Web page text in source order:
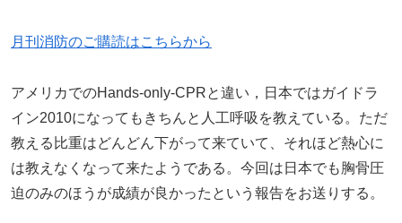
月刊消防のご購読はこちらから
アメリカでのHands-only-CPRと違い，日本ではガイドラ
イン2010になってもきちんと人工呼吸を教えている。ただ
教える比重はどんどん下がって来ていて、それほど熱心に
は教えなくなって来たようである。今回は日本でも胸骨圧
迫のみのほうが成績が良かったという報告をお送りする。